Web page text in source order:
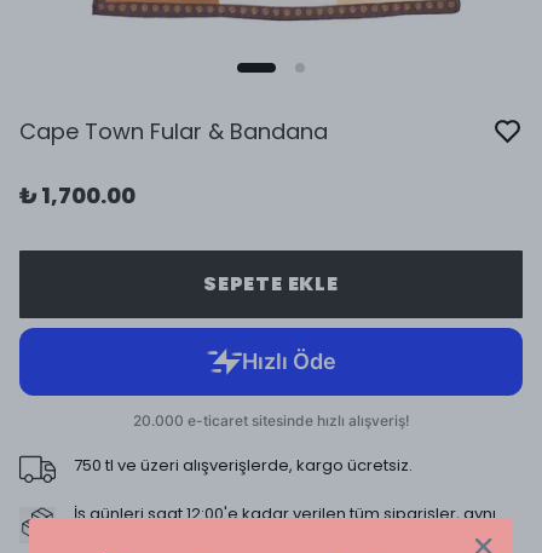
Cape Town Fular & Bandana
₺ 1,700.00
SEPETE EKLE
750 tl ve üzeri alışverişlerde, kargo ücretsiz.
İş günleri saat 12:00'e kadar verilen tüm siparişler, aynı